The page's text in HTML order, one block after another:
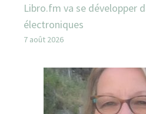
Libro.fm va se développer
électroniques
7 août 2026